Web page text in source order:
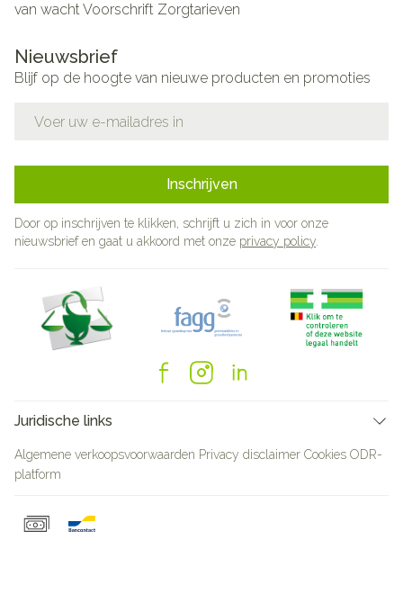
van wachtVoorschrift Zorgtarieven
Nieuwsbrief
Blijf op de hoogte van nieuwe producten en promoties
Inschrijven
Door op inschrijven te klikken, schrijft u zich in voor onze
nieuwsbrief en gaat u akkoord met onze privacy policy
Juridische links
Algemene verkoopsvoorwaarden Privacy disclaimer Cookies ODR-
platform